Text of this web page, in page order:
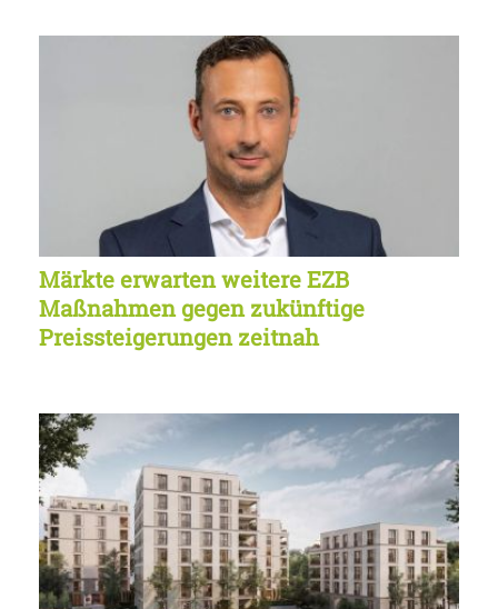
Märkte erwarten weitere EZB
Maßnahmen gegen zukünftige
Preissteigerungen zeitnah